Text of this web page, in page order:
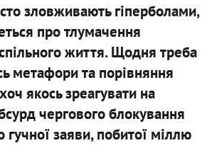
зловживають гіперболами,
про тлумачення
життя. Щодня треба
метафори та порівняння
якось зреагувати на
чергового блокування
гучної заяви, побитої міллю